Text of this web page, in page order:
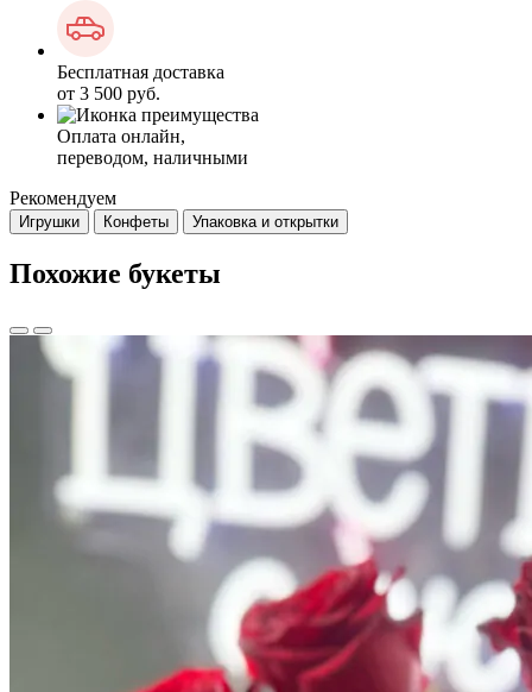
Бесплатная доставка
от 3 500 руб.
Оплата онлайн,
переводом, наличными
Рекомендуем
Игрушки Конфеты Упаковка и открытки
Похожие букеты